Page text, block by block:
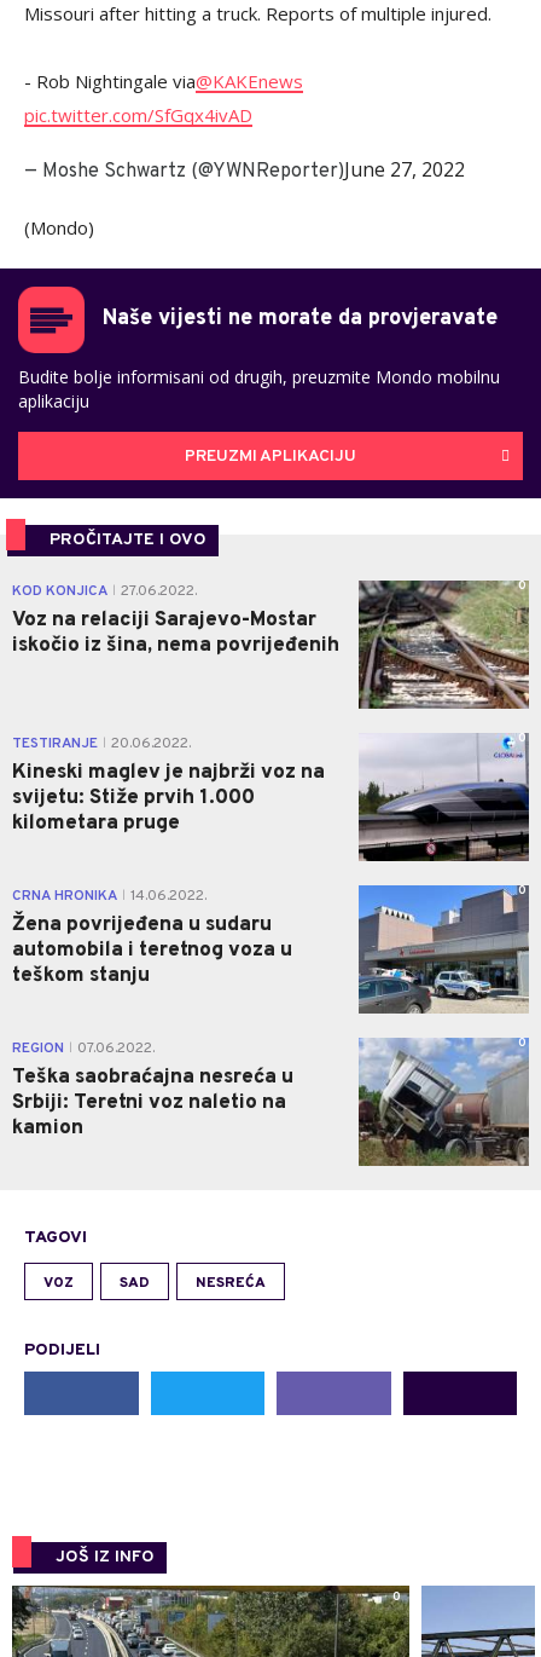
Missouri after hitting a truck. Reports of multiple injured.
- Rob Nightingale via@KAKEnews
pic.twitter.com/SfGqx4ivAD
— Moshe Schwartz (@YWNReporter)June 27, 2022
(Mondo)
Naše vijesti ne morate da provjeravate
Budite bolje informisani od drugih, preuzmite Mondo mobilnu
aplikaciju
PREUZMI APLIKACIJU
PROČITAJTE I OVO
KOD KONJICA 27.06.2022.
Voz na relaciji Sarajevo-Mostar
iskočio iz šina, nema povrijeđenih
0
TESTIRANJE 20.06.2022.
Kineski maglev je najbrži voz na
svijetu: Stiže prvih 1.000
kilometara pruge
0
CRNA HRONIKA 14.06.2022.
Žena povrijeđena u sudaru
automobila i teretnog voza u
teškom stanju
0
REGION 07.06.2022.
Teška saobraćajna nesreća u
Srbiji: Teretni voz naletio na
kamion
0
TAGOVI
VOZ SAD NESREĆA
PODIJELI
JOŠ IZ INFO
0